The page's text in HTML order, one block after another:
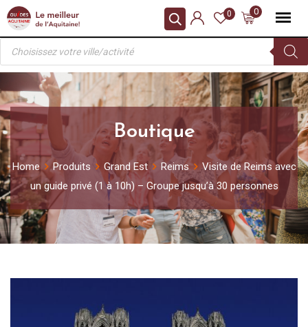
Skip
content
0
0
Recherche
produits
Boutique
Home Produits Grand Est Reims
Visite de Reims avec
un guide privé (1 à 10h) – Groupe jusqu’à 30 personnes